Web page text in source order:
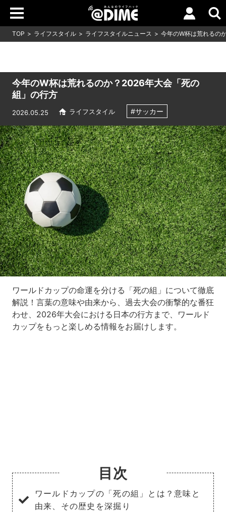
TOP ライフスタイル ライフスタイルニュース 今年のW杯は荒れるの
今年のW杯は荒れるのか？2026年大会「死の
組」の行方
2026.05.25 ライフスタイル #サッカー
ワールドカップの命運を分ける「死の組」について徹底
解説！言葉の意味や由来から、過去大会の衝撃的な番狂
わせ、2026年大会における日本の行方まで、ワールド
カップをもっと楽しめる情報をお届けします。
目次
ワールドカップの「死の組」とは？意味と
由来、その歴史を深掘り